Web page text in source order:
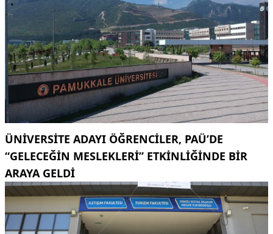
ÜNIVERSITE ADAYI ÖĞRENCILER, PAÜ’DE
“GELECEĞIN MESLEKLERI” ETKINLIĞINDE BIR
ARAYA GELDI